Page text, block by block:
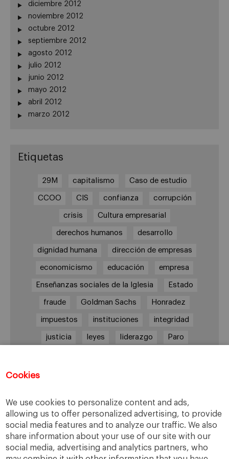
Cookies
We use cookies to personalize content and ads,
allowing us to offer personalized advertising, to provide
social media features and to analyze our traffic. We also
share information about your use of our site with our
social media, advertising and analytics partners, who
diciembre 2012
noviembre 2012
octubre 2012
septiembre 2012
agosto 2012
julio 2012
junio 2012
mayo 2012
abril 2012
marzo 2012
Etiquetas
29M capitalismo Caso de estudio
CCOO CIS confianza corrupción
crisis Cultura empresarial
derechos humanos desarrollo
dignidad humana dirección de empresas
economicismo educación empresa
Enseñanzas sociales de la Iglesia Estado
fraude Goldman Sachs Honradez
impuestos instituciones integridad
justicia leyes liderazgo Paro
reputación corporativa
responsabilidad social empresarial
sabiduría práctica Sindicatos Trabajo
transparencia UGT Valores veracidad